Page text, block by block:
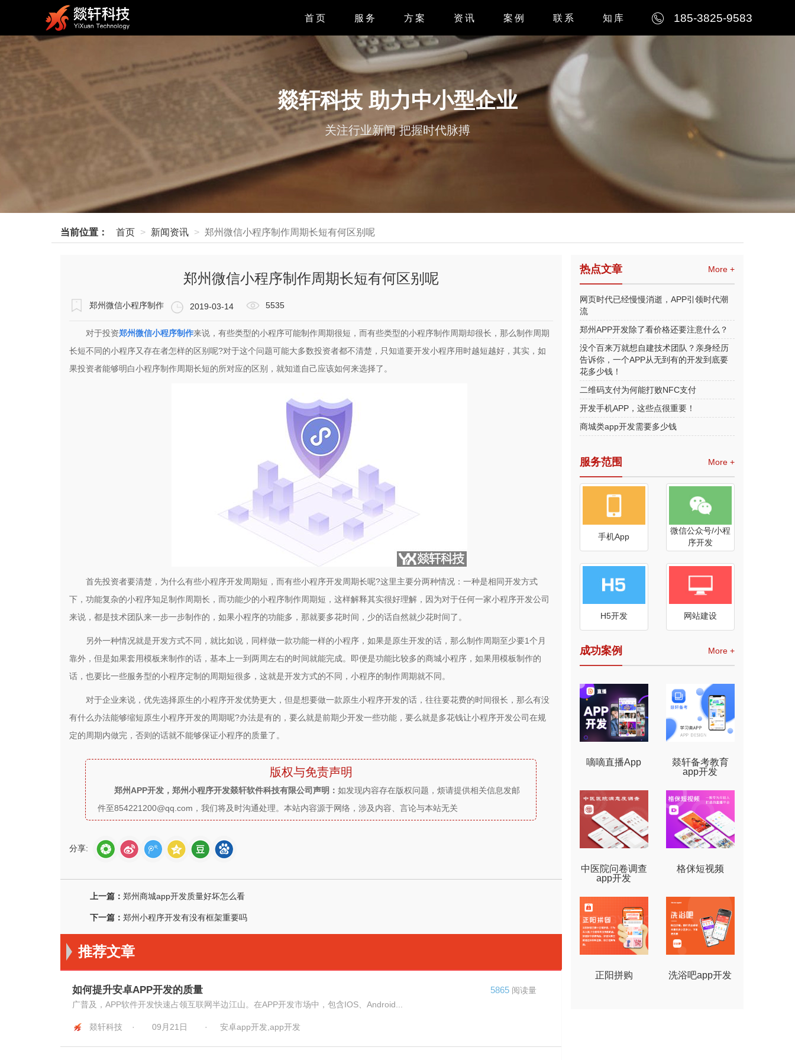
首页 服务
APP开发
小程序开发
微信开发
H5开发
网站设计
方案 资讯 案例
APP案例
小程序案例
系统案例
联系
公司简介
联系我们
人才招聘
知库 185-3825-9583
燚轩科技 助力中小型企业
关注行业新闻 把握时代脉搏
当前位置： 首页 新闻资讯 郑州微信小程序制作周期长短有何区别呢
郑州微信小程序制作周期长短有何区别呢
郑州微信小程序制作 2019-03-14 5535
对于投资郑州微信小程序制作来说，有些类型的小程序可能制作周期很短，而有些类型的小程序制作周期却很长，那么制作周期
长短不同的小程序又存在者怎样的区别呢?对于这个问题可能大多数投资者都不清楚，只知道要开发小程序用时越短越好，其实，如
果投资者能够明白小程序制作周期长短的所对应的区别，就知道自己应该如何来选择了。
首先投资者要清楚，为什么有些小程序开发周期短，而有些小程序开发周期长呢?这里主要分两种情况：一种是相同开发方式
下，功能复杂的小程序知足制作周期长，而功能少的小程序制作周期短，这样解释其实很好理解，因为对于任何一家小程序开发公司
来说，都是技术团队来一步一步制作的，如果小程序的功能多，那就要多花时间，少的话自然就少花时间了。
另外一种情况就是开发方式不同，就比如说，同样做一款功能一样的小程序，如果是原生开发的话，那么制作周期至少要1个月
靠外，但是如果套用模板来制作的话，基本上一到两周左右的时间就能完成。即便是功能比较多的商城小程序，如果用模板制作的
话，也要比一些服务型的小程序定制的周期短很多，这就是开发方式的不同，小程序的制作周期就不同。
对于企业来说，优先选择原生的小程序开发优势更大，但是想要做一款原生小程序开发的话，往往要花费的时间很长，那么有没
有什么办法能够缩短原生小程序开发的周期呢?办法是有的，要么就是前期少开发一些功能，要么就是多花钱让小程序开发公司在规
定的周期内做完，否则的话就不能够保证小程序的质量了。
版权与免责声明
郑州APP开发，郑州小程序开发燚轩软件科技有限公司声明：如发现内容存在版权问题，烦请提供相关信息发邮
件至854221200@qq.com，我们将及时沟通处理。本站内容源于网络，涉及内容、言论与本站无关
分享:
上一篇： 郑州商城app开发质量好坏怎么看
下一篇： 郑州小程序开发有没有框架重要吗
推荐文章
如何提升安卓APP开发的质量
广普及，APP软件开发快速占领互联网半边江山。在APP开发市场中，包含IOS、Android...
燚轩科技 · 09月21日 · 安卓app开发,app开发
5865 阅读量
热点文章 More +
网页时代已经慢慢消逝，APP引领时代潮
流
郑州APP开发除了看价格还要注意什么？
没个百来万就想自建技术团队？亲身经历
告诉你，一个APP从无到有的开发到底要
花多少钱！
二维码支付为何能打败NFC支付
开发手机APP，这些点很重要！
商城类app开发需要多少钱
服务范围 More +
手机App
微信公众号/小程
序开发
H5开发 网站建设
成功案例 More +
嘀嘀直播App
燚轩备考教育
app开发
中医院问卷调查
app开发
格侎短视频
正阳拼购 洗浴吧app开发